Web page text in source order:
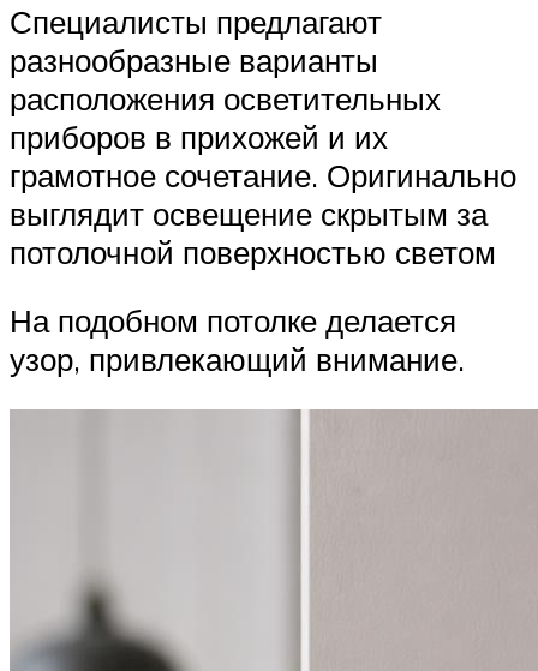
Специалисты предлагают
разнообразные варианты
расположения осветительных
приборов в прихожей и их
грамотное сочетание. Оригинально
выглядит освещение скрытым за
потолочной поверхностью светом
На подобном потолке делается
узор, привлекающий внимание.